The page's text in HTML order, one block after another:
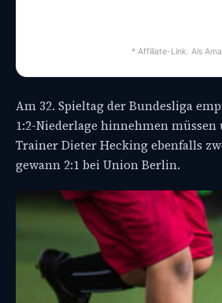
* Affiliate-Link. Als
Am 32. Spieltag der Bundesliga
1:2-Niederlage hinnehmen
Trainer Dieter Hecking ebenfalls
gewann 2:1 bei Union Berlin.